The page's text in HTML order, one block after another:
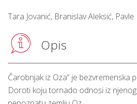
Tara Jovanić, Branislav Aleksić, Pavle
Opis
Čarobnjak iz Oza“ je bezvremenska
Doroti koju tornado odnosi iz